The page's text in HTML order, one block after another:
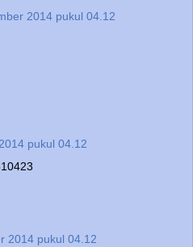
2014 pukul 04.12
pukul 04.12
2014 pukul 04.12